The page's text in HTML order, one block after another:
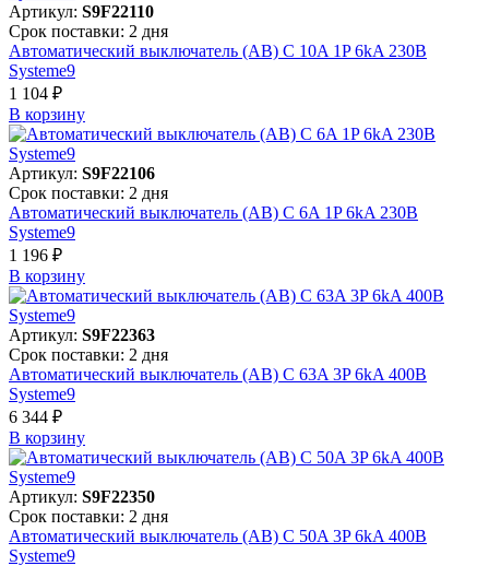
Артикул: S9F22110
Срок поставки: 2 дня
Автоматический выключатель (АВ) C 10A 1P 6kA 230В
Systeme9
1 104 ₽
В корзинy
Артикул: S9F22106
Срок поставки: 2 дня
Автоматический выключатель (АВ) C 6A 1P 6kA 230В
Systeme9
1 196 ₽
В корзинy
Артикул: S9F22363
Срок поставки: 2 дня
Автоматический выключатель (АВ) C 63A 3P 6kA 400В
Systeme9
6 344 ₽
В корзинy
Артикул: S9F22350
Срок поставки: 2 дня
Автоматический выключатель (АВ) C 50A 3P 6kA 400В
Systeme9